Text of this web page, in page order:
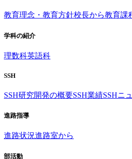
教育理念・教育方針校長から教育課
学科の紹介
理数科英語科
SSH
SSH研究開発の概要SSH業績SSHニ
進路指導
進路状況進路室から
部活動